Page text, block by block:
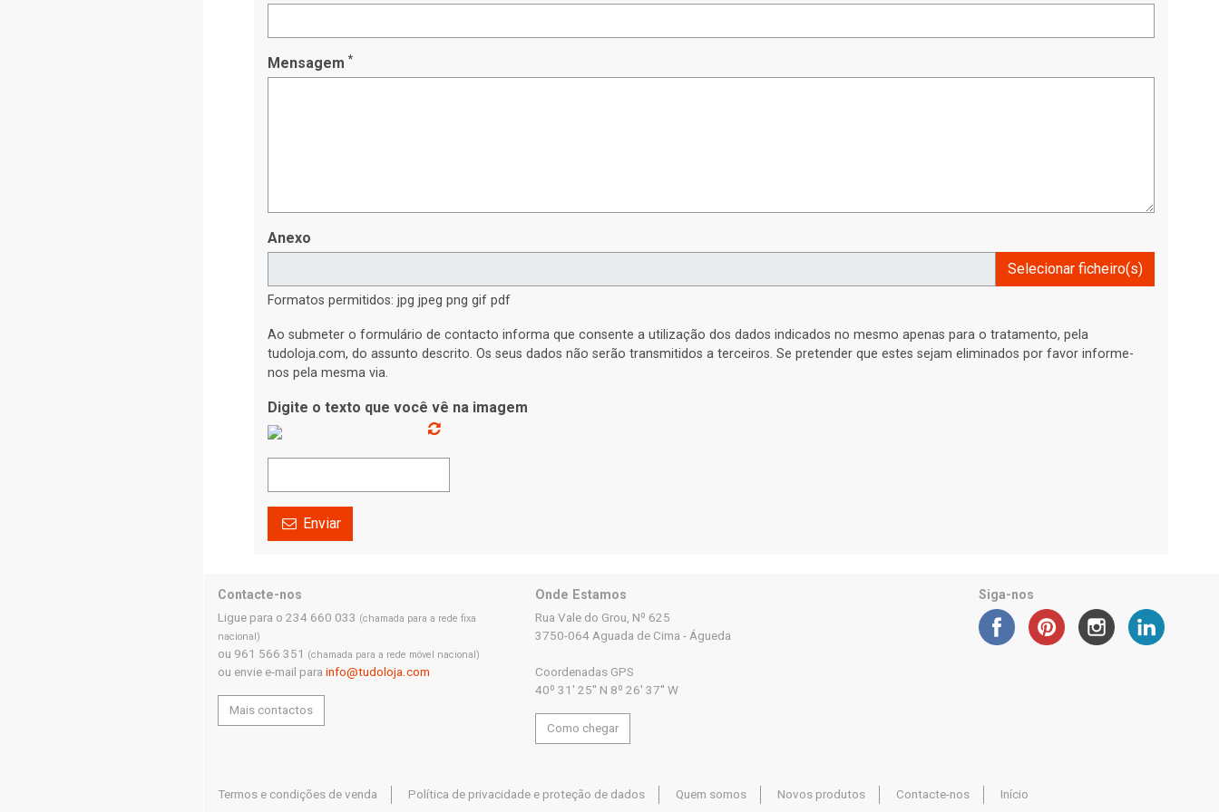
Mensagem *
Anexo
Selecionar ficheiro(s)
Formatos permitidos: jpg jpeg png gif pdf
Ao submeter o formulário de contacto informa que consente a utilização dos dados indicados no mesmo apenas para o tratamento, pela
tudoloja.com, do assunto descrito. Os seus dados não serão transmitidos a terceiros. Se pretender que estes sejam eliminados por favor informe-
nos pela mesma via.
Digite o texto que você vê na imagem
Enviar
Contacte-nos
Ligue para o 234 660 033 (chamada para a rede fixa
nacional)
ou 961 566 351 (chamada para a rede móvel nacional)
ou envie e-mail para info@tudoloja.com
Mais contactos
Onde Estamos
Rua Vale do Grou, Nº 625
3750-064 Aguada de Cima - Águeda
Coordenadas GPS
40º 31' 25'' N 8º 26' 37'' W
Como chegar
Siga-nos
Termos e condições de venda Política de privacidade e proteção de dados Quem somos Novos produtos Contacte-nos Início